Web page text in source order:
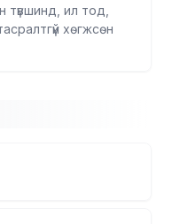
түвшинд, ил тод,
хөгжсөн